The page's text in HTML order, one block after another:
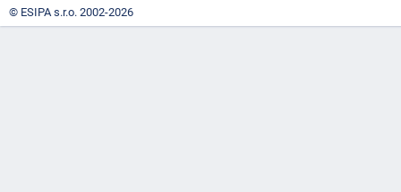
© ESIPA s.r.o. 2002-2026